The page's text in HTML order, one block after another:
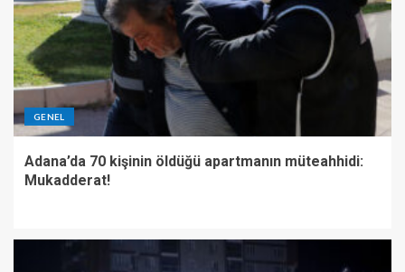
GENEL
Adana’da 70 kişinin öldüğü apartmanın müteahhidi:
Mukadderat!